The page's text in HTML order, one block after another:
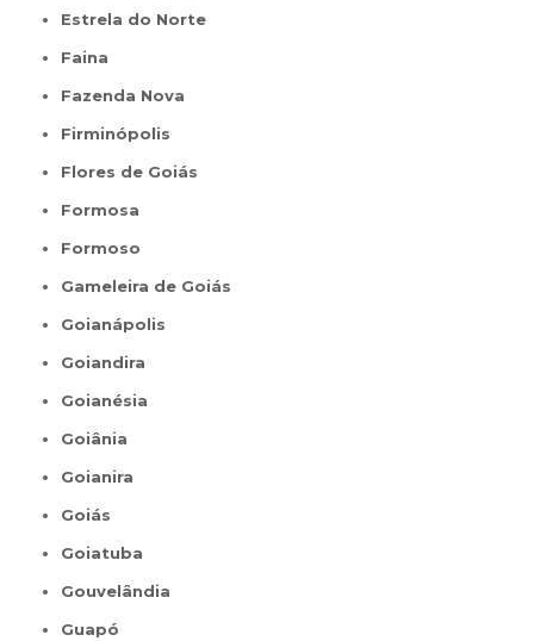
Estrela do Norte
Faina
Fazenda Nova
Firminópolis
Flores de Goiás
Formosa
Formoso
Gameleira de Goiás
Goianápolis
Goiandira
Goianésia
Goiânia
Goianira
Goiás
Goiatuba
Gouvelândia
Guapó